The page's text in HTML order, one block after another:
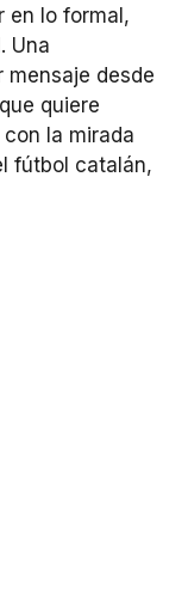
en lo formal,
Una
mensaje desde
quiere
la mirada
fútbol catalán,